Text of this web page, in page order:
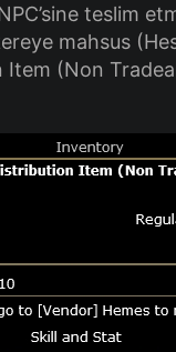
teslim
mahsus
(Non